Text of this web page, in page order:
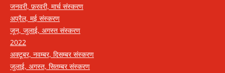
जनवरी, फ़रवरी, मार्च संस्करण
अप्रैल, मई संस्करण
जून, जुलाई, अगस्त संस्करण
2022
अक्टूबर, नवम्बर, दिसम्बर संस्करण
जुलाई, अगस्त, सितम्बर संस्करण